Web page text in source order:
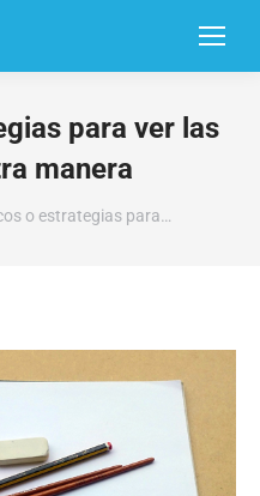
para ver las
manera
o estrategias para…